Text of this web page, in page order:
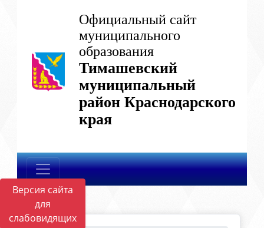
Версия сайта
для
слабовидящих
Официальный сайт
муниципального
образования
Тимашевский
муниципальный
район Краснодарского
края